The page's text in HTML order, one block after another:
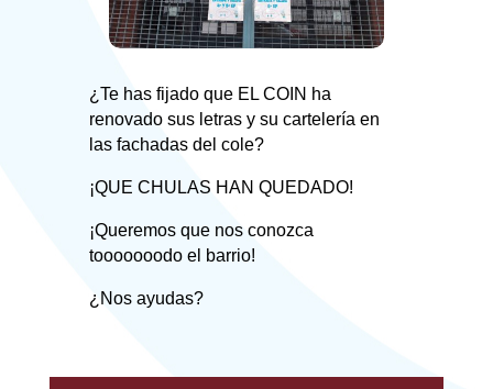
¿Te has fijado que EL COIN ha
renovado sus letras y su cartelería en
las fachadas del cole?
¡QUE CHULAS HAN QUEDADO!
¡Queremos que nos conozca
tooooooodo el barrio!
¿Nos ayudas?